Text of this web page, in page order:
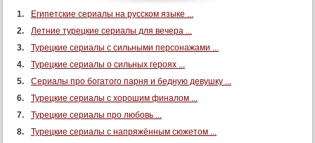
Египетские сериалы на русском языке ...
Летние турецкие сериалы для вечера ...
Турецкие сериалы с сильными персонажами ...
Турецкие сериалы о сильных героях ...
Сериалы про богатого парня и бедную девушку ...
Турецкие сериалы с хорошим финалом ...
Турецкие сериалы про любовь ...
Турецкие сериалы с напряжённым сюжетом ...